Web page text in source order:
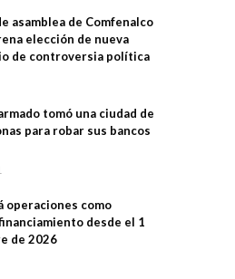
asamblea de Comfenalco
elección de nueva
de controversia política
tomó una ciudad de
para robar sus bancos
operaciones como
desde el 1
de 2026